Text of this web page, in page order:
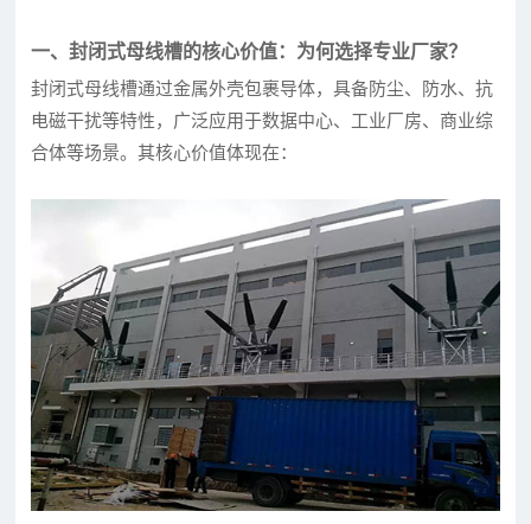
一、封闭式母线槽的核心价值：为何选择专业厂家？
封闭式母线槽通过金属外壳包裹导体，具备防尘、防水、抗
电磁干扰等特性，广泛应用于数据中心、工业厂房、商业综
合体等场景。其核心价值体现在：